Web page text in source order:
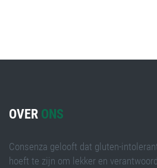
OVER ONS
Consenza gelooft dat gluten-
hoeft te zijn om lekker en